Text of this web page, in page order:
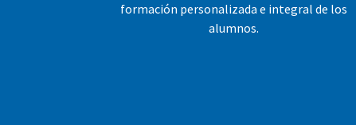
formación personalizada e integral de los
alumnos.